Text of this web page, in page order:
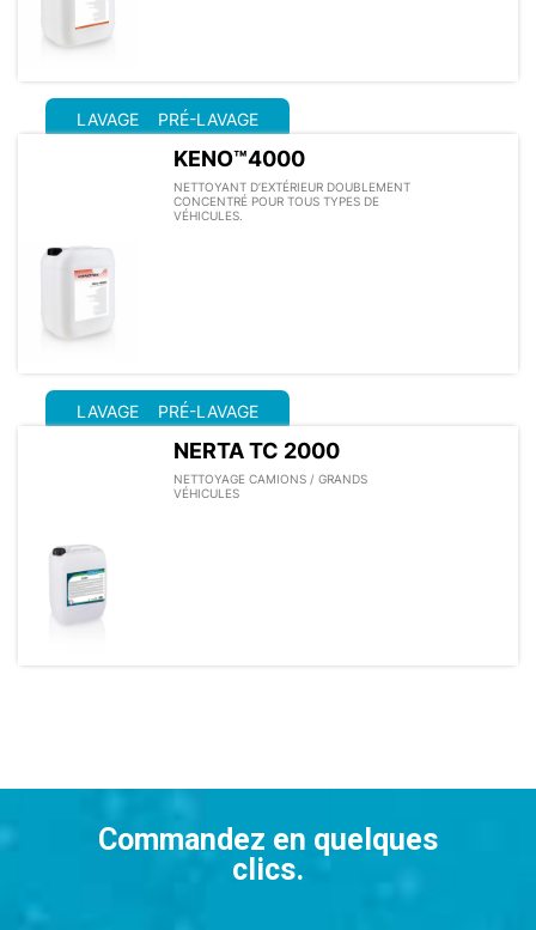
LAVAGE PRÉ-LAVAGE
KENO™4000
NETTOYANT D’EXTÉRIEUR DOUBLEMENT
CONCENTRÉ POUR TOUS TYPES DE
VÉHICULES.
LAVAGE PRÉ-LAVAGE
NERTA TC 2000
NETTOYAGE CAMIONS / GRANDS
VÉHICULES
Commandez en quelques
clics.